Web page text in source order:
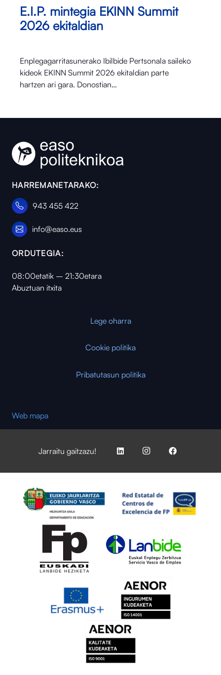
E.I.P. mintegia EKINN Summit
2026 ekitaldian
Enplegagarritasunerako Ibilbide Pertsonala saileko
kideok EKINN Summit 2026 ekitaldian parte
hartzen ari gara. Donostian…
HARREMANETARAKO:
943 455 422
info@easo.eus
ORDUTEGIA:
08:00etatik – 21:30etara
Abuztuan itxita
Lege oharra
Cookie politika
Pribatutasun politika
Web mapa
Jarraitu gaitzazu!